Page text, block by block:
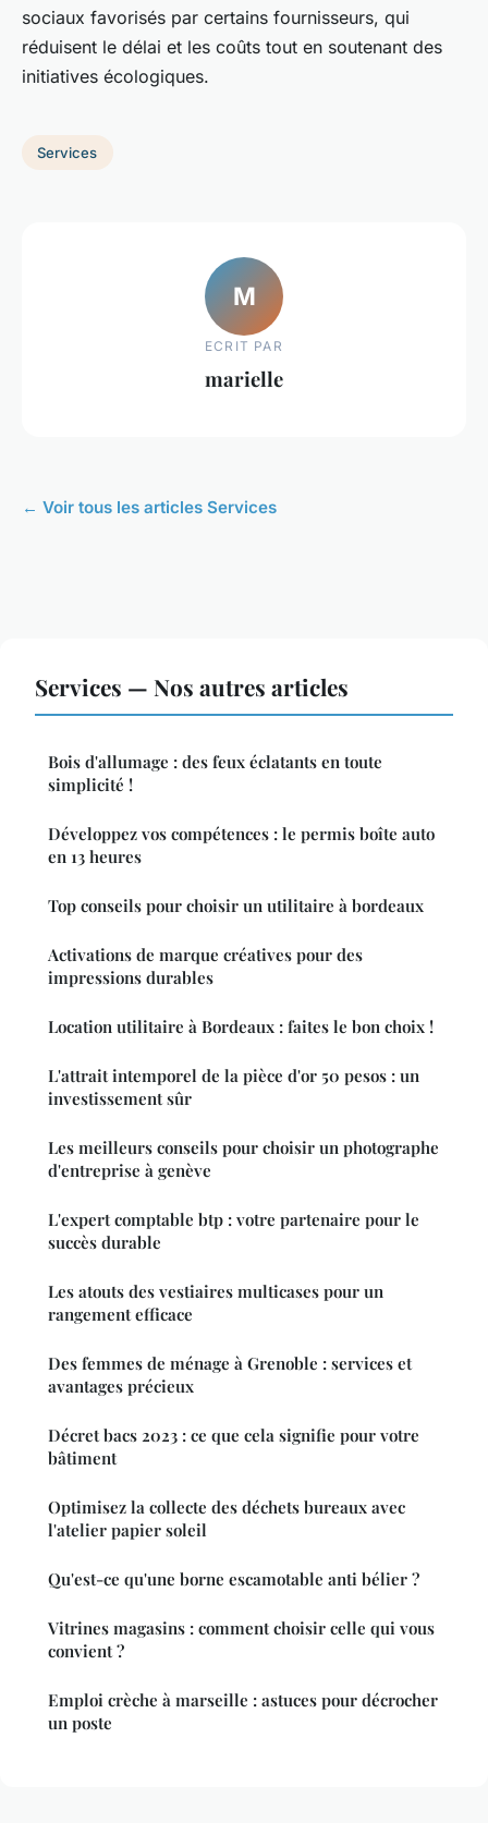
sociaux favorisés par certains fournisseurs, qui
réduisent le délai et les coûts tout en soutenant des
initiatives écologiques.
Services
M
ECRIT PAR
marielle
← Voir tous les articles Services
Services — Nos autres articles
Bois d'allumage : des feux éclatants en toute
simplicité !
Développez vos compétences : le permis boîte auto
en 13 heures
Top conseils pour choisir un utilitaire à bordeaux
Activations de marque créatives pour des
impressions durables
Location utilitaire à Bordeaux : faites le bon choix !
L'attrait intemporel de la pièce d'or 50 pesos : un
investissement sûr
Les meilleurs conseils pour choisir un photographe
d'entreprise à genève
L'expert comptable btp : votre partenaire pour le
succès durable
Les atouts des vestiaires multicases pour un
rangement efficace
Des femmes de ménage à Grenoble : services et
avantages précieux
Décret bacs 2023 : ce que cela signifie pour votre
bâtiment
Optimisez la collecte des déchets bureaux avec
l'atelier papier soleil
Qu'est-ce qu'une borne escamotable anti bélier ?
Vitrines magasins : comment choisir celle qui vous
convient ?
Emploi crèche à marseille : astuces pour décrocher
un poste